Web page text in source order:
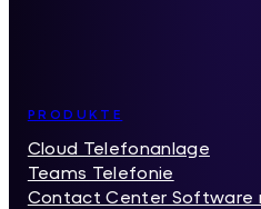
PRODUKTE
Cloud Telefonanlage
Teams Telefonie
Contact Center Software